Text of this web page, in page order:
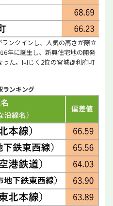
ンクインし、人気の高さが際立
年に誕生し、新興住宅地の開発
た。同じく2位の宮城郡利府町
ランキング